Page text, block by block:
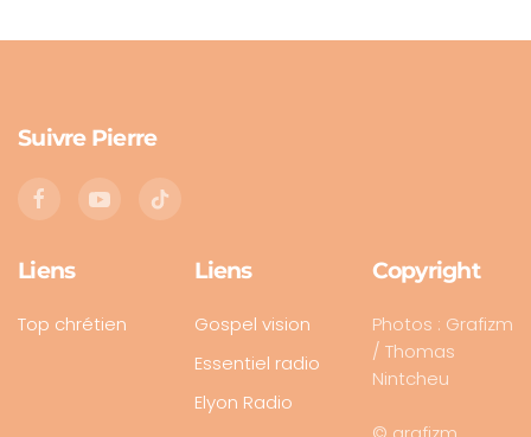
Suivre Pierre
Liens
Top chrétien
Liens
Gospel vision
Essentiel radio
Elyon Radio
Copyright
Photos : Grafizm
/ Thomas
Nintcheu